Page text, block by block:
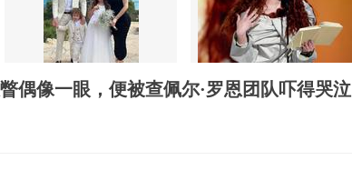
偶像一眼，便被查佩尔·罗恩团队吓得哭泣